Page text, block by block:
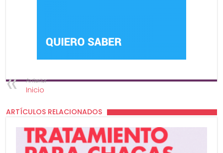
Anterior
Inicio
ARTÍCULOS RELACIONADOS